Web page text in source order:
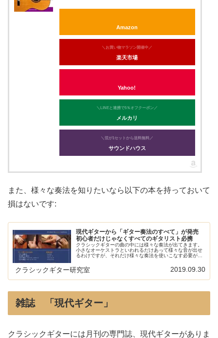
Amazon
＼お買い物マラソン開催中／
楽天市場
Yahoo!
＼LINEと連携で5％オフクーポン／
メルカリ
＼弦が1セットから送料無料／
サウンドハウス
また、様々な奏法を知りたいなら以下の本を持っておいて
損はないです:
現代ギターから「ギター奏法のすべて」が発売
初心者だけじゃなくすべてのギタリスト必携
クラシックギターの曲の中には様々な奏法が出てきます。
小さなオーケストラといわれるだけあって様々な音が出せ
るわけですが、それだけ様々な奏法を使いこなす必要があ
っているものもちらほら。現代ギタ...
クラシックギター研究室 2019.09.30
雑誌 「現代ギター」
クラシックギターには月刊の専門誌、現代ギターがありま